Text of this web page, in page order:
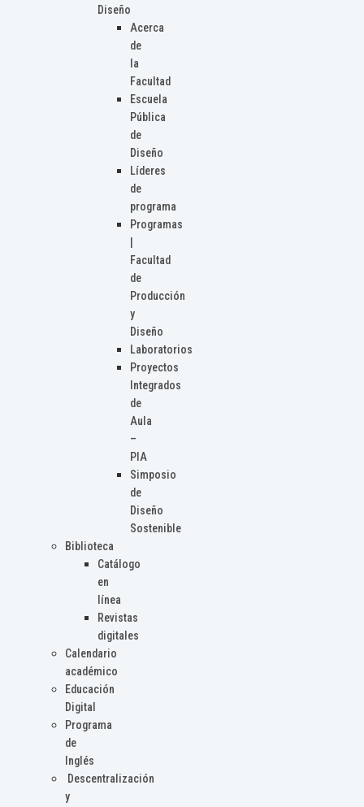
Diseño
Acerca
de
la
Facultad
Escuela
Pública
de
Diseño
Líderes
de
programa
Programas
Facultad
de
Producción
y
Diseño
Laboratorios
Proyectos
Integrados
de
Aula
–
PIA
Simposio
de
Diseño
Sostenible
Biblioteca
Catálogo
en
línea
Revistas
digitales
Calendario
académico
Educación
Digital
Programa
de
Inglés
Descentralización
y